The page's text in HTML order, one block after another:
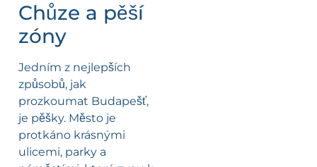
Chůze a pěší
zóny
Jedním z nejlepších
způsobů, jak
prozkoumat Budapešť,
je pěšky. Město je
protkáno krásnými
ulicemi, parky a